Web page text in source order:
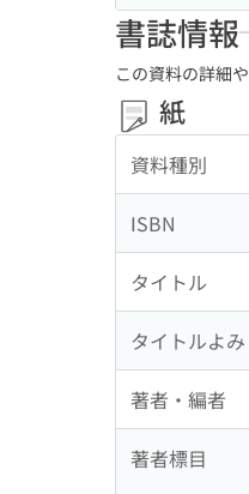
書誌情報
この資料の詳細
紙
資料種別
ISBN
タイトル
タイトルよみ
著者・編者
著者標目